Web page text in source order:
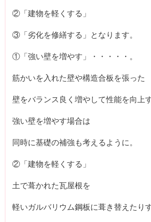
②「建物を軽くする」
③「劣化を修繕する」となります。
①「強い壁を増やす」・・・・・。
筋かいを入れた壁や構造合板を張った
壁をバランス良く増やして性能を向上す
強い壁を増やす場合は
同時に基礎の補強も考えるように。
②「建物を軽くする」
土で葺かれた瓦屋根を
軽いガルバリウム鋼板に葺き替えたり